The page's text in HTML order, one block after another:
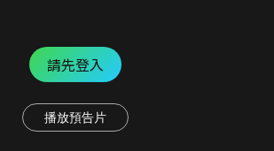
請先登入
播放預告片